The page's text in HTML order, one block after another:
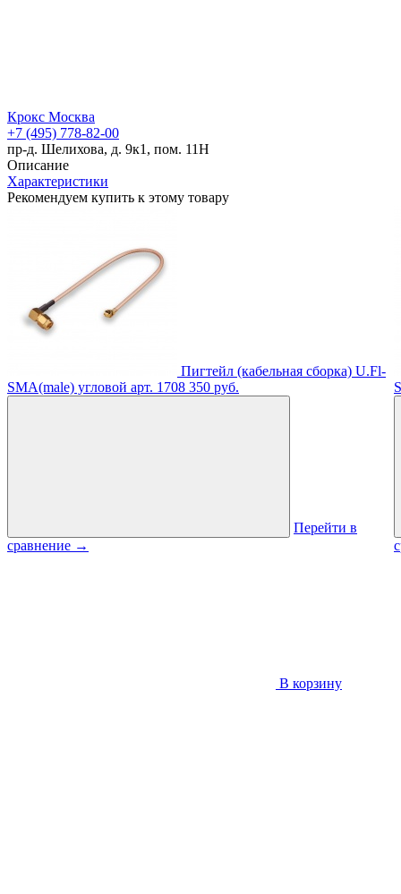
Крокс Москва
+7 (495) 778-82-00
пр-д. Шелихова, д. 9к1, пом. 11Н
Описание
Характеристики
Рекомендуем купить к этому товару
Пигтейл (кабельная сборка) U.Fl-
SMA(male) угловой арт. 1708 350 руб.
Перейти в
сравнение →
В корзину